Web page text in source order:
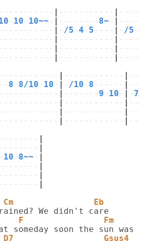
-----------
- 10 - 10~~ - -------- 8~ -
- /5 -4 - 5 ---- - /5 -
-----------
-----------
-----------
------------
-- 8 - 8/10 - 10 - - /10 - 8 ------ ---
------- 9 - 10 - - 7
------------
------------
------------
10 - 8~~ -
Cm                Eb
F                Fm
Gsus4  G